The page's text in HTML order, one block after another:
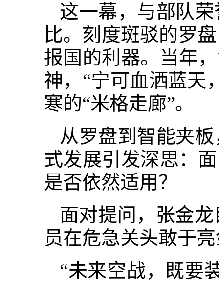
这一幕，与部队
比。刻度斑驳的罗
报国的利器。当年
神，“宁可血洒蓝天
寒的“米格走廊”。
从罗盘到智能夹
式发展引发深思：
是否依然适用？
面对提问，张金龙
员在危急关头敢于
“未来空战，既要